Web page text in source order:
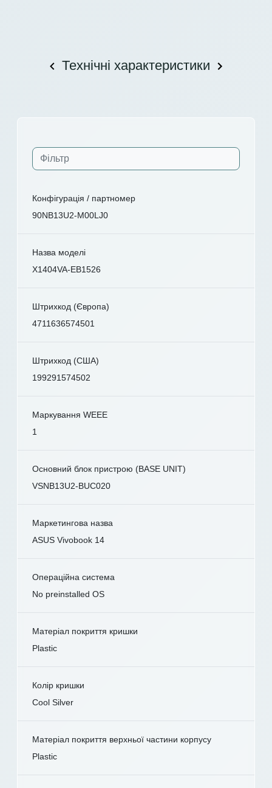
Технічні характеристики
Конфігурація / партномер
90NB13U2-M00LJ0
Назва моделі
X1404VA-EB1526
Штрихкод (Європа)
4711636574501
Штрихкод (США)
199291574502
Маркування WEEE
1
Основний блок пристрою (BASE UNIT)
VSNB13U2-BUC020
Маркетингова назва
ASUS Vivobook 14
Операційна система
No preinstalled OS
Матеріал покриття кришки
Plastic
Колір кришки
Cool Silver
Матеріал покриття верхньої частини корпусу
Plastic